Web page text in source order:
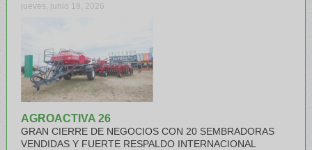
jueves, junio 18, 2026
AGROACTIVA 26
GRAN CIERRE DE NEGOCIOS CON 20 SEMBRADORAS
VENDIDAS Y FUERTE RESPALDO INTERNACIONAL